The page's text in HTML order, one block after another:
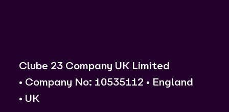
Clube 23 Company UK Limited
• Company No: 10535112 • England
• UK